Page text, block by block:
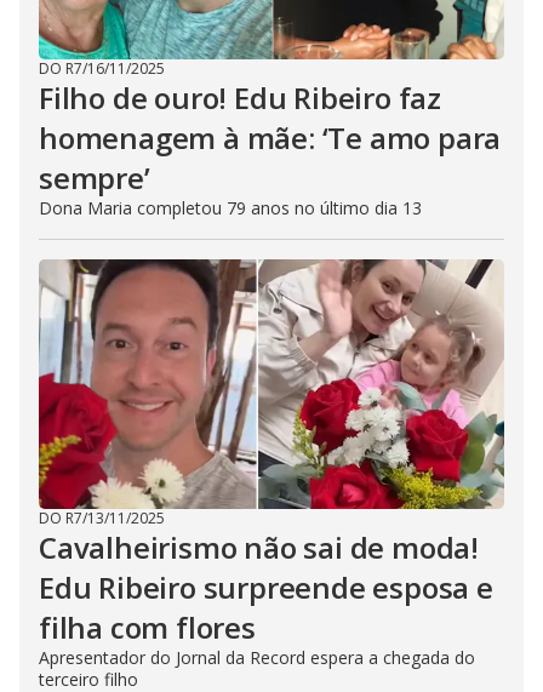
DO R7/16/11/2025
Filho de ouro! Edu Ribeiro faz
homenagem à mãe: ‘Te amo para
sempre’
Dona Maria completou 79 anos no último dia 13
DO R7/13/11/2025
Cavalheirismo não sai de moda!
Edu Ribeiro surpreende esposa e
filha com flores
Apresentador do Jornal da Record espera a chegada do
terceiro filho